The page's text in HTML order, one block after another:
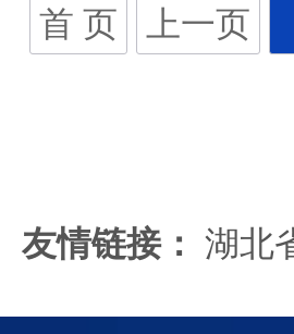
首 页 上一页
友情链接： 湖北